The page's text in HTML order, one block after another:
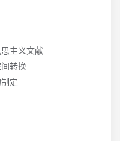
主义文献
转换
定